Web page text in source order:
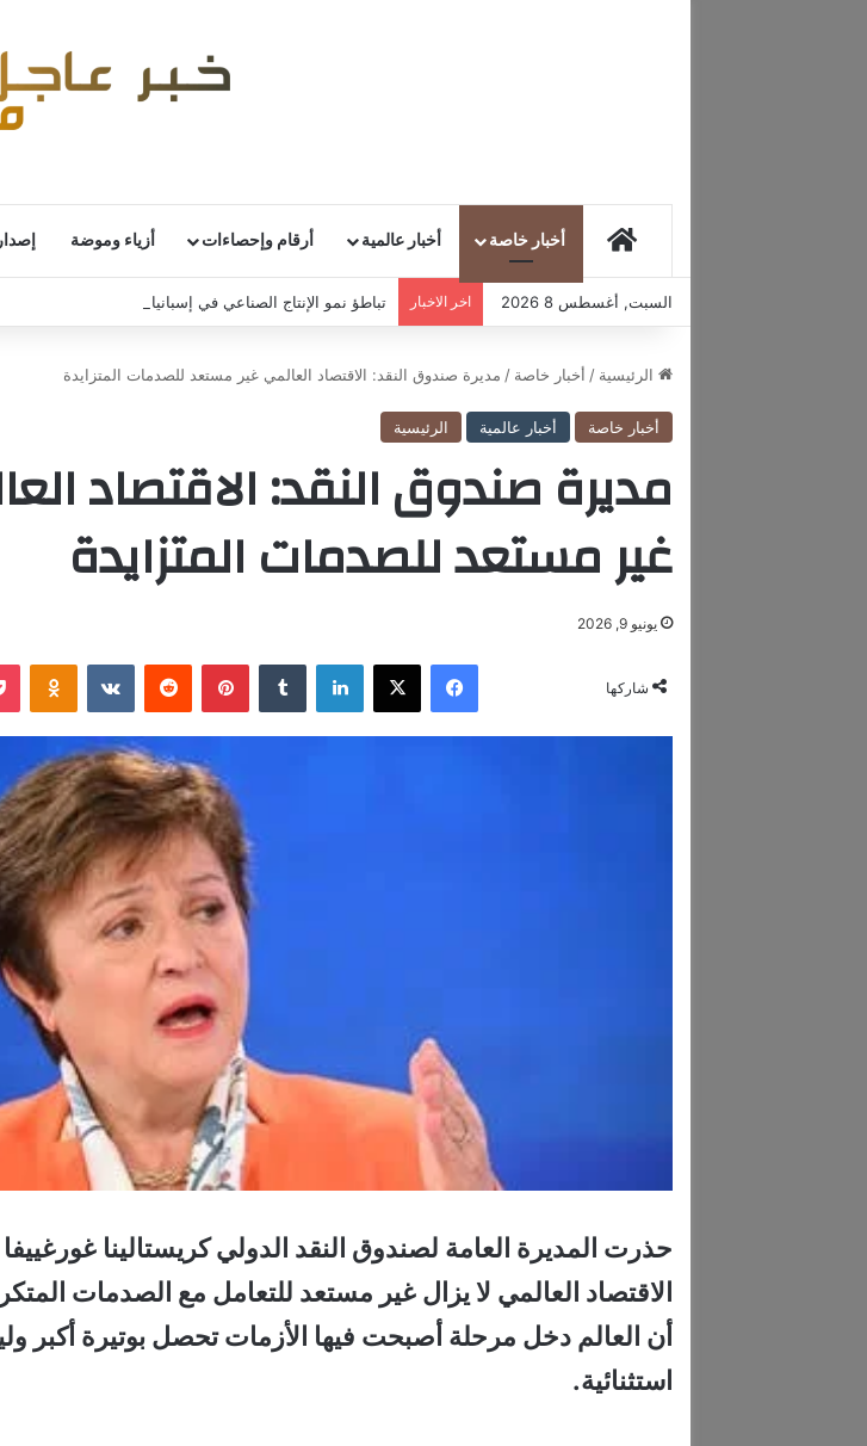
أخبار خاصة أخبار عالمية أرقام وإحصاءات أزياء وموضة
السبت, أغسطس 8 2026 اخر الاخبار تباطؤ نمو الإنتاج الصناعي في إسبانيا خلال يونيو
الرئيسية / أخبار خاصة / مديرة صندوق النقد: الاقتصاد العالمي غير مستعد للصدمات المتزايدة
أخبار خاصة أخبار عالمية الرئيسية
مديرة صندوق النقد: الاقتصاد
غير مستعد للصدمات المتزايدة
يونيو 9, 2026
شاركها
فيسبوك ‫X لينكدإن ‏Tumblr بينتيريست ‏Reddit
‏VKontakte
Odnoklassniki
حذرت المديرة العامة لصندوق النقد الدولي كريستالينا
الاقتصاد العالمي لا يزال غير مستعد للتعامل مع الصدمات
أن العالم دخل مرحلة أصبحت فيها الأزمات تحصل بوتيرة أكبر
استثنائية.